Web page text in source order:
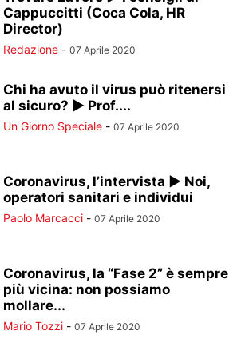
Cappuccitti (Coca Cola, HR
Director)
Redazione - 07 Aprile 2020
Chi ha avuto il virus può ritenersi
al sicuro? ► Prof....
Un Giorno Speciale - 07 Aprile 2020
Coronavirus, l’intervista ► Noi,
operatori sanitari e individui
Paolo Marcacci - 07 Aprile 2020
Coronavirus, la “Fase 2” è sempre
più vicina: non possiamo
mollare...
Mario Tozzi - 07 Aprile 2020